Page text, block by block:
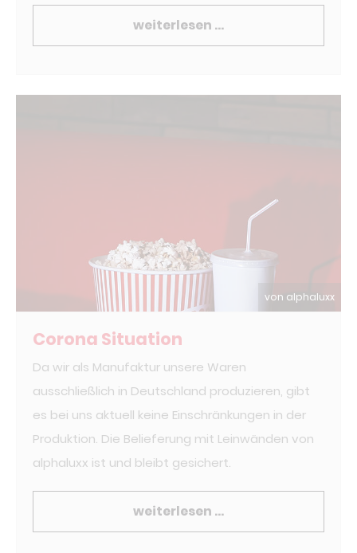
weiterlesen …
von alphaluxx
Corona Situation
Da wir als Manufaktur unsere Waren
ausschließlich in Deutschland produzieren, gibt
es bei uns aktuell keine Einschränkungen in der
Produktion. Die Belieferung mit Leinwänden von
alphaluxx ist und bleibt gesichert.
weiterlesen …